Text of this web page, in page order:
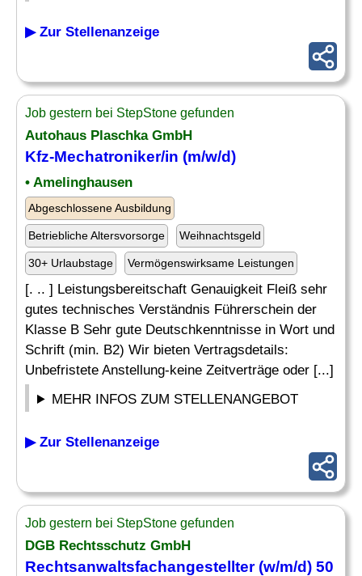
▶ Zur Stellenanzeige
Job gestern bei StepStone gefunden
Autohaus Plaschka GmbH
Kfz-Mechatroniker/in (m/w/d)
• Amelinghausen
Abgeschlossene Ausbildung
Betriebliche Altersvorsorge Weihnachtsgeld
30+ Urlaubstage Vermögenswirksame Leistungen
[. .. ] Leistungsbereitschaft Genauigkeit Fleiß sehr
gutes technisches Verständnis Führerschein der
Klasse B Sehr gute Deutschkenntnisse in Wort und
Schrift (min. B2) Wir bieten Vertragsdetails:
Unbefristete Anstellung-keine Zeitverträge oder [...]
MEHR INFOS ZUM STELLENANGEBOT
▶ Zur Stellenanzeige
Job gestern bei StepStone gefunden
DGB Rechtsschutz GmbH
Rechtsanwaltsfachangestellter (w/m/d) 50